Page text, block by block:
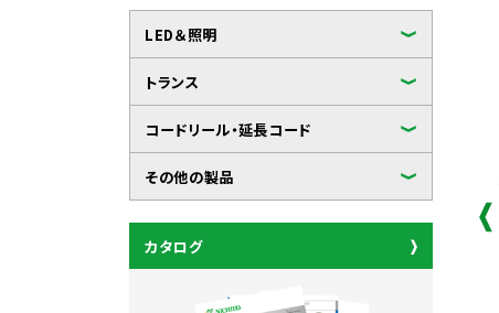
LED＆照明
トランス
コードリール・延長コード
その他の製品
カタログ